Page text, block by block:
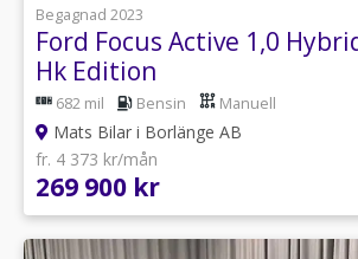
Begagnad 2023
Ford Focus Active 1,0
Hk Edition
682 mil Bensin Manuell
Mats Bilar i Borlänge AB
fr. 4 373 kr/mån
269 900 kr